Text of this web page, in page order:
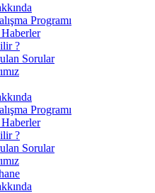
Programı
?
Sorular
Programı
?
Sorular